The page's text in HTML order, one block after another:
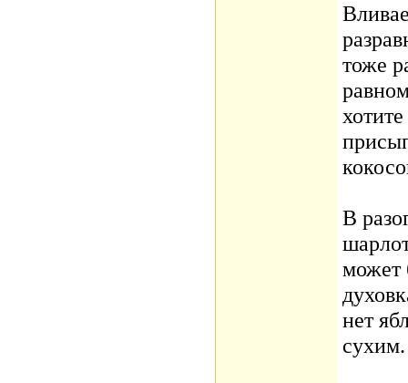
тоже
В
может
нет
сухим.